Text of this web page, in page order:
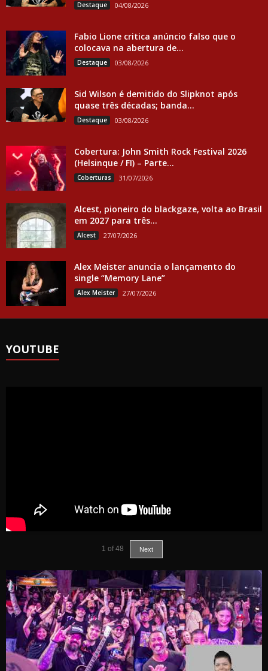
Destaque 04/08/2026
Fabio Lione critica anúncio falso que o
colocava na abertura de...
Destaque 03/08/2026
Sid Wilson é demitido do Slipknot após
quase três décadas; banda...
Destaque 03/08/2026
Cobertura: John Smith Rock Festival 2026
(Helsinque / FI) – Parte...
Coberturas 31/07/2026
Alcest, pioneiro do blackgaze, volta ao Brasil
em 2027 para três...
Alcest 27/07/2026
Alex Meister anuncia o lançamento do
single “Memory Lane”
Alex Meister 27/07/2026
YOUTUBE
1 of 48 Next